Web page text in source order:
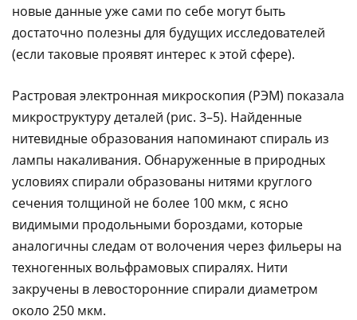
новые данные уже сами по себе могут быть
достаточно полезны для будущих исследователей
(если таковые проявят интерес к этой сфере).
Растровая электронная микроскопия (РЭМ) показала
микроструктуру деталей (рис. 3–5). Найденные
нитевидные образования напоминают спираль из
лампы накаливания. Обнаруженные в природных
условиях спирали образованы нитями круглого
сечения толщиной не более 100 мкм, с ясно
видимыми продольными бороздами, которые
аналогичны следам от волочения через фильеры на
техногенных вольфрамовых спиралях. Нити
закручены в левосторонние спирали диаметром
около 250 мкм.